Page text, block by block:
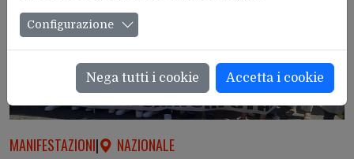
MANIFESTAZIONI| NAZIONALE
Configurazione
Nega tutti i cookie Accetta i cookie